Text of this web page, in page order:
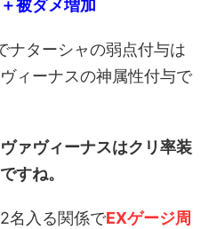
被ダメ増加
ナターシャの弱点付与は
ィーナスの神属性付与で
ァヴィーナスはクリ率装
すね。
名入る関係でEXゲージ周